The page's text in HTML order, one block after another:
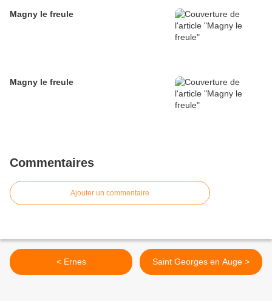
Magny le freule
Magny le freule
Commentaires
Ajouter un commentaire
< Ernes Saint Georges en Auge >